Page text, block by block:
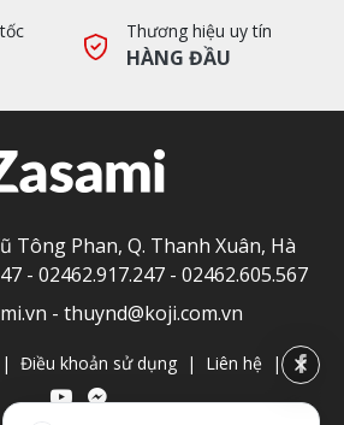
Thương hiệu uy tín
HÀNG ĐẦU
Tông Phan, Q. Thanh Xuân, Hà
- 02462.917.247 - 02462.605.567
- thuynd@koji.com.vn
| Điều khoản sử dụng | Liên hệ |